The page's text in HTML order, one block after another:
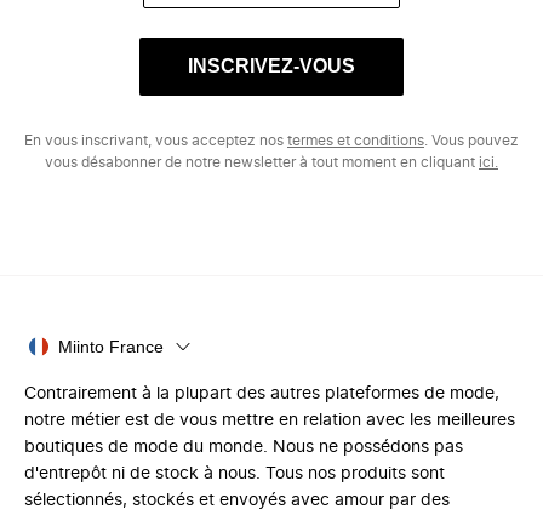
INSCRIVEZ-VOUS
En vous inscrivant, vous acceptez nos termes et conditions . Vous pouvez
vous désabonner de notre newsletter à tout moment en cliquant ici.
Miinto France
Contrairement à la plupart des autres plateformes de mode,
notre métier est de vous mettre en relation avec les meilleures
boutiques de mode du monde. Nous ne possédons pas
d'entrepôt ni de stock à nous. Tous nos produits sont
sélectionnés, stockés et envoyés avec amour par des